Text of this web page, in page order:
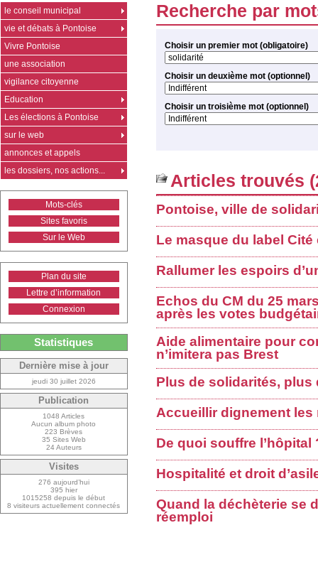
Recherche par
Choisir un premier mot (obligatoire)
Choisir un deuxième mot (optionnel)
Choisir un troisième mot (optionnel)
Articles trouvés
Pontoise, ville de
Le masque du label Cité
Rallumer les espoirs
Echos du CM du 25
après les votes
Aide alimentaire pour
n’imitera pas Brest
Plus de solidarités, plus
Accueillir dignement les
De quoi souffre l’hôpital
Hospitalité et droit
Quand la déchèterie se
réemploi
le conseil municipal
vie et débats à Pontoise
Vivre Pontoise
une association
vigilance citoyenne
Education
Les élections à Pontoise
sur le web
annonces et appels
les dossiers, nos actions...
Mots-clés
Sites favoris
Sur le Web
Plan du site
Lettre d’information
Connexion
Statistiques
Dernière mise à jour
jeudi 30 juillet 2026
Publication
1048 Articles
Aucun album photo
223 Brèves
35 Sites Web
24 Auteurs
Visites
276 aujourd’hui
395 hier
1015258 depuis le début
8 visiteurs actuellement connectés